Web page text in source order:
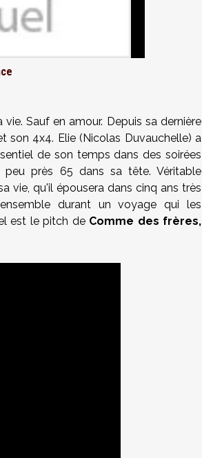
Sauf en amour. Depuis sa dernière
son 4x4. Elie (Nicolas Duvauchelle) a
de son temps dans des soirées
près 65 dans sa tête. Véritable
vie, qu'il épousera dans cinq ans très
durant un voyage qui les
est le pitch de Comme des frères,